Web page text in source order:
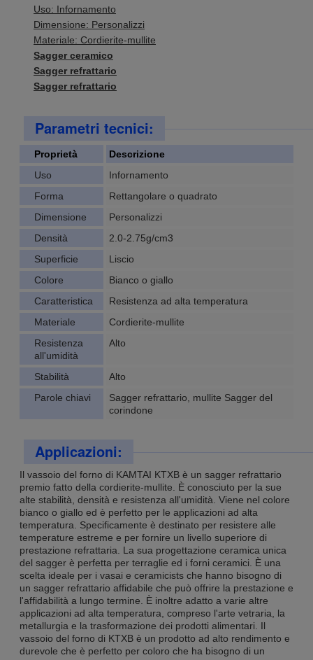
Uso: Infornamento
Dimensione: Personalizzi
Materiale: Cordierite-mullite
Sagger ceramico
Sagger refrattario
Sagger refrattario
Parametri tecnici:
Proprietà
Descrizione
Uso
Infornamento
Forma
Rettangolare o quadrato
Dimensione
Personalizzi
Densità
2.0-2.75g/cm3
Superficie
Liscio
Colore
Bianco o giallo
Caratteristica
Resistenza ad alta temperatura
Materiale
Cordierite-mullite
Resistenza
all'umidità
Alto
Stabilità
Alto
Parole chiavi
Sagger refrattario, mullite Sagger del
corindone
Applicazioni:
Il vassoio del forno di KAMTAI KTXB è un sagger refrattario
premio fatto della cordierite-mullite. È conosciuto per la sue
alte stabilità, densità e resistenza all'umidità. Viene nel colore
bianco o giallo ed è perfetto per le applicazioni ad alta
temperatura. Specificamente è destinato per resistere alle
temperature estreme e per fornire un livello superiore di
prestazione refrattaria. La sua progettazione ceramica unica
del sagger è perfetta per terraglie ed i forni ceramici. È una
scelta ideale per i vasai e ceramicists che hanno bisogno di
un sagger refrattario affidabile che può offrire la prestazione e
l'affidabilità a lungo termine. È inoltre adatto a varie altre
applicazioni ad alta temperatura, compreso l'arte vetraria, la
metallurgia e la trasformazione dei prodotti alimentari. Il
vassoio del forno di KTXB è un prodotto ad alto rendimento e
durevole che è perfetto per coloro che ha bisogno di un